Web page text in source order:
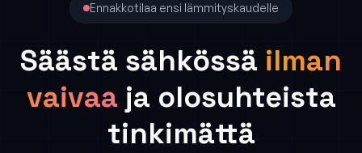
Ennakkotilaa ensi lämmityskaudelle
Säästä sähkössä ilman
vaivaa ja olosuhteista
tinkimättä